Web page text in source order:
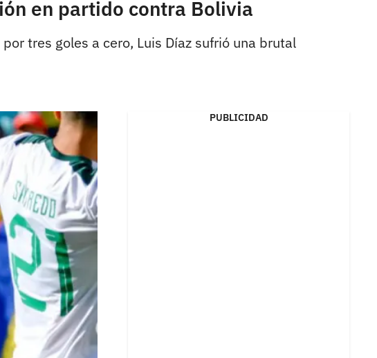
en partido contra Bolivia
tres goles a cero, Luis Díaz sufrió una brutal
PUBLICIDAD